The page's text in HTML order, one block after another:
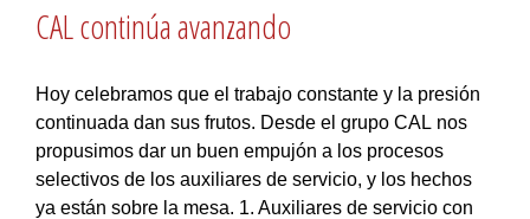
CAL continúa avanzando
Hoy celebramos que el trabajo constante y la presión
continuada dan sus frutos. Desde el grupo CAL nos
propusimos dar un buen empujón a los procesos
selectivos de los auxiliares de servicio, y los hechos
ya están sobre la mesa. 1. Auxiliares de servicio con